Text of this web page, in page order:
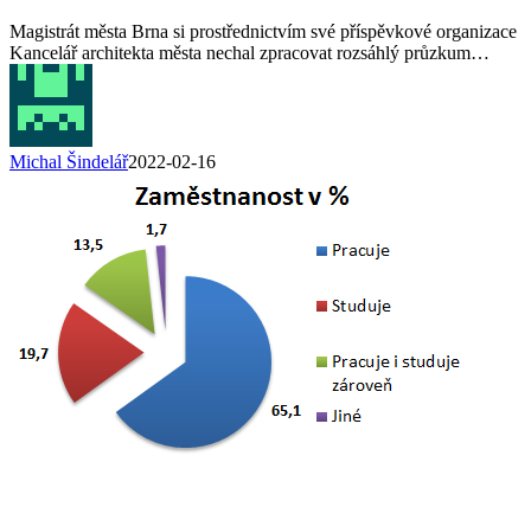
Magistrát města Brna si prostřednictvím své příspěvkové organizace
Kancelář architekta města nechal zpracovat rozsáhlý průzkum…
Michal Šindelář2022-02-16